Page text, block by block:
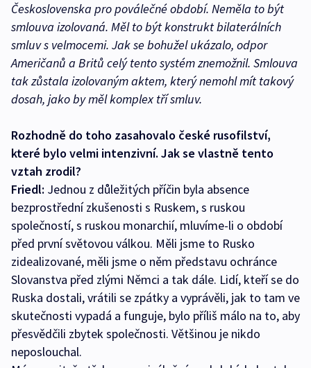
Československa pro poválečné období. Neměla to být
smlouva izolovaná. Měl to být konstrukt bilaterálních
smluv s velmocemi. Jak se bohužel ukázalo, odpor
Američanů a Britů celý tento systém znemožnil. Smlouva
tak zůstala izolovaným aktem, který nemohl mít takový
dosah, jako by měl komplex tří smluv.
Rozhodně do toho zasahovalo české rusofilství,
které bylo velmi intenzivní. Jak se vlastně tento
vztah zrodil?
Friedl: Jednou z důležitých příčin byla absence
bezprostřední zkušenosti s Ruskem, s ruskou
společností, s ruskou monarchií, mluvíme-li o období
před první světovou válkou. Měli jsme to Rusko
zidealizované, měli jsme o něm představu ochránce
Slovanstva před zlými Němci a tak dále. Lidí, kteří se do
Ruska dostali, vrátili se zpátky a vyprávěli, jak to tam ve
skutečnosti vypadá a funguje, bylo příliš málo na to, aby
přesvědčili zbytek společnosti. Většinou je nikdo
neposlouchal.